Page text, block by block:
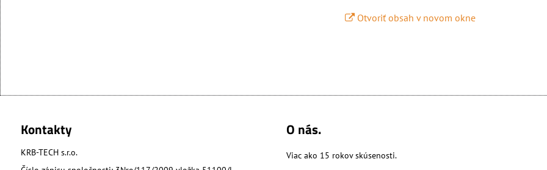
Otvoriť obsah v novom okne
Kontakty
KRB-TECH s.r.o.
O nás.
Viac ako 15 rokov skúsenosti.